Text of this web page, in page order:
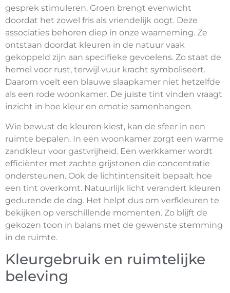
gesprek stimuleren. Groen brengt evenwicht
doordat het zowel fris als vriendelijk oogt. Deze
associaties behoren diep in onze waarneming. Ze
ontstaan doordat kleuren in de natuur vaak
gekoppeld zijn aan specifieke gevoelens. Zo staat de
hemel voor rust, terwijl vuur kracht symboliseert.
Daarom voelt een blauwe slaapkamer niet hetzelfde
als een rode woonkamer. De juiste tint vinden vraagt
inzicht in hoe kleur en emotie samenhangen.
Wie bewust de kleuren kiest, kan de sfeer in een
ruimte bepalen. In een woonkamer zorgt een warme
zandkleur voor gastvrijheid. Een werkkamer wordt
efficiënter met zachte grijstonen die concentratie
ondersteunen. Ook de lichtintensiteit bepaalt hoe
een tint overkomt. Natuurlijk licht verandert kleuren
gedurende de dag. Het helpt dus om verfkleuren te
bekijken op verschillende momenten. Zo blijft de
gekozen toon in balans met de gewenste stemming
in de ruimte.
Kleurgebruik en ruimtelijke
beleving